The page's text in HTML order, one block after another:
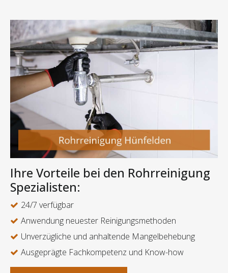
Ihre Vorteile bei den Rohrreinigung
Spezialisten:
24/7 verfügbar
Anwendung neuester Reinigungsmethoden
Unverzügliche und anhaltende Mangelbehebung
Ausgeprägte Fachkompetenz und Know-how